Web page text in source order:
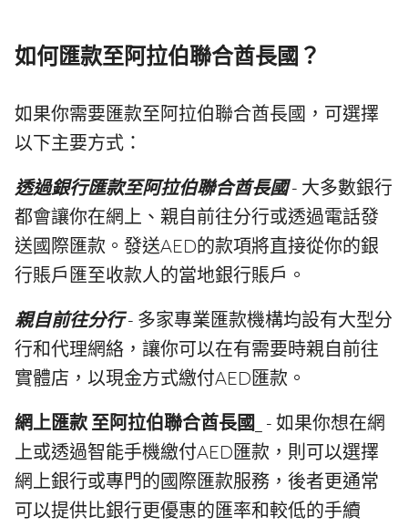
如何匯款至阿拉伯聯合酋長國？
如果你需要匯款至阿拉伯聯合酋長國，可選擇
以下主要方式：
透過銀行匯款至阿拉伯聯合酋長國- 大多數銀行
都會讓你在網上、親自前往分行或透過電話發
送國際匯款。發送AED的款項將直接從你的銀
行賬戶匯至收款人的當地銀行賬戶。
親自前往分行- 多家專業匯款機構均設有大型分
行和代理網絡，讓你可以在有需要時親自前往
實體店，以現金方式繳付AED匯款。
網上匯款 至阿拉伯聯合酋長國
_ - 如果你想在網
上或透過智能手機繳付AED匯款，則可以選擇
網上銀行或專門的國際匯款服務，後者更通常
可以提供比銀行更優惠的匯率和較低的手續